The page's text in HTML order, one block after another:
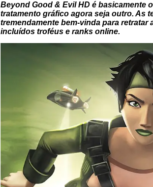
Beyond Good & Evil HD é basicamente
tratamento gráfico agora seja outro. As
tremendamente bem-vinda para retratar
incluídos troféus e ranks online.